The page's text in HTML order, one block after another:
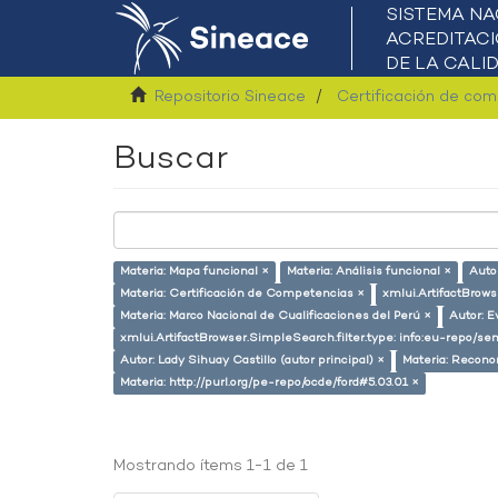
Repositorio Sineace Certificación de
Buscar
Materia: Mapa funcional × Materia: Análisis funcional ×
Materia: Certificación de Competencias ×
Materia: Marco Nacional de Cualificaciones del Perú ×
Autor:
xmlui.ArtifactBrowser.SimpleSearch.filter.type: info:eu-repo/
Autor: Lady Sihuay Castillo (autor principal) ×
Materia:
Materia: http://purl.org/pe-repo/ocde/ford#5.03.01 ×
Mostrando ítems 1-1 de 1